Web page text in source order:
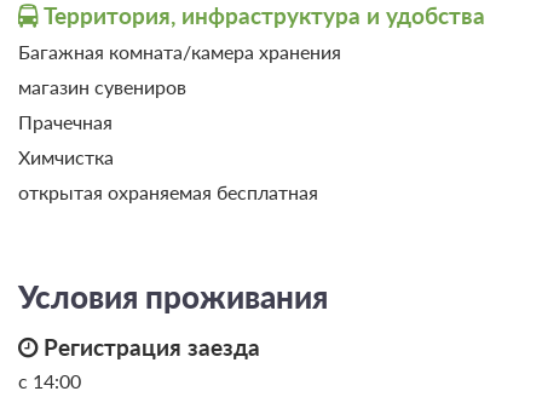
0 фото
Комфорт 2-местный TWIN
Требуется предоплата
2 550
ЗА НОЧЬ ДЛЯ 1 ГОСТЯ
Территория, инфраструктура и удобства
Багажная комната/камера хранения
магазин сувениров
Прачечная
Химчистка
открытая охраняемая бесплатная
Условия проживания
Регистрация заезда
с 14:00